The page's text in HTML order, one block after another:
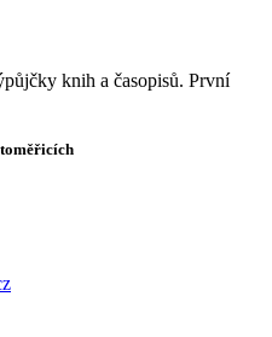
knih a časopisů. První